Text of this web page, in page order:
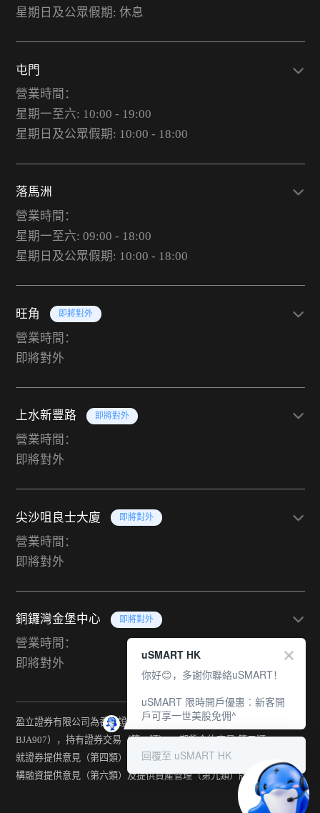
星期日及公眾假期: 休息
屯門
營業時間：
星期一至六: 10:00 - 19:00
星期日及公眾假期: 10:00 - 18:00
落馬洲
營業時間：
星期一至六: 09:00 - 18:00
星期日及公眾假期: 10:00 - 18:00
旺角 即將對外
營業時間：
即將對外
上水新豐路 即將對外
營業時間：
即將對外
尖沙咀良士大廈 即將對外
營業時間：
即將對外
銅鑼灣金堡中心 即將對外
營業時間：
即將對外
盈立證券有限公司為香港證監會持牌法團（中央編號：
BJA907），持有證券交易（第一類） 、期貨合約交易(第二類) 、
就證券提供意見（第四類） 、就期貨合約提供意見(第五類) 、就機
構融資提供意見（第六類）及提供資產管理（第九類）牌照。
uSMART HK
你好😊，多謝你聯絡uSMART！
uSMART 限時開戶優惠︰新客開
戶可享一世美股免佣^
回覆至 uSMART HK